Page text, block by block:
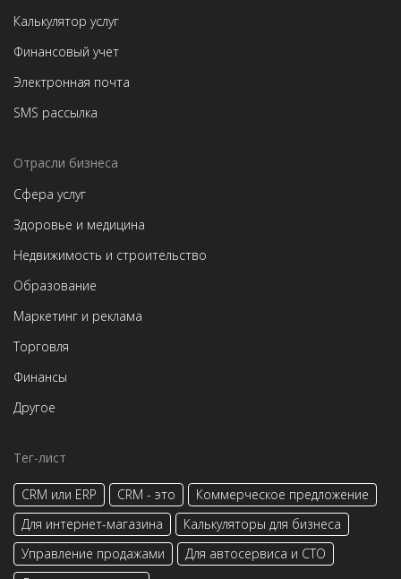
Калькулятор услуг
Финансовый учет
Электронная почта
SMS рассылка
Отрасли бизнеса
Сфера услуг
Здоровье и медицина
Недвижимость и строительство
Образование
Маркетинг и реклама
Торговля
Финансы
Другое
Тег-лист
CRM или ERP CRM - это
Коммерческое предложение
Для интернет-магазина
Калькуляторы для бизнеса
Управление продажами
Для автосервиса и СТО